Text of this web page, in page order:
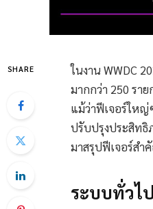
SHARE
ในงาน WWDC
มากกว่า 250 รา
แม้ว่าฟีเจอร์ให
ปรับปรุงประสิทธิ
มาสรุปฟีเจอร์สำ
ระบบทั่วไ